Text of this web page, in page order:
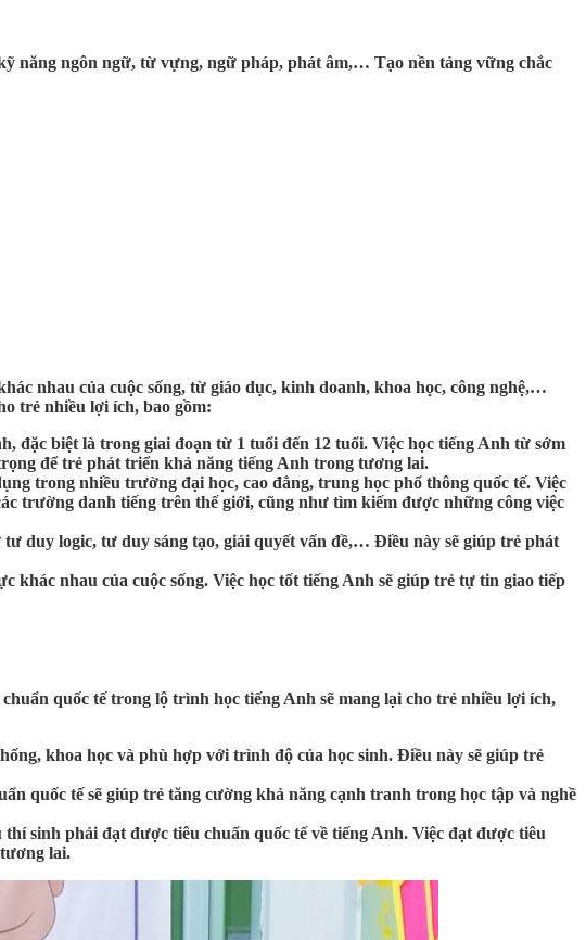
năng ngôn ngữ, từ vựng, ngữ pháp, phát âm,… Tạo nền tảng vững chắc
nhau của cuộc sống, từ giáo dục, kinh doanh, khoa học, công nghệ,…
trẻ nhiều lợi ích, bao gồm:
đặc biệt là trong giai đoạn từ 1 tuổi đến 12 tuổi. Việc học tiếng Anh từ sớm
để trẻ phát triển khả năng tiếng Anh trong tương lai.
trong nhiều trường đại học, cao đẳng, trung học phổ thông quốc tế. Việc
trường danh tiếng trên thế giới, cũng như tìm kiếm được những công việc
duy logic, tư duy sáng tạo, giải quyết vấn đề,… Điều này sẽ giúp trẻ phát
nhau của cuộc sống. Việc học tốt tiếng Anh sẽ giúp trẻ tự tin giao tiếp
quốc tế trong lộ trình học tiếng Anh sẽ mang lại cho trẻ nhiều lợi ích,
khoa học và phù hợp với trình độ của học sinh. Điều này sẽ giúp trẻ
quốc tế sẽ giúp trẻ tăng cường khả năng cạnh tranh trong học tập và nghề
sinh phải đạt được tiêu chuẩn quốc tế về tiếng Anh. Việc đạt được tiêu
lai.